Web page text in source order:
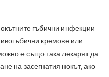
гъбични инфекции
кремове или
е също така лекарят да
на засегнатия нокът, ако